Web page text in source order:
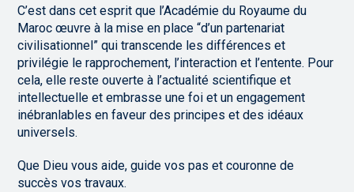
C’est dans cet esprit que l’Académie du Royaume du
Maroc œuvre à la mise en place “d’un partenariat
civilisationnel” qui transcende les différences et
privilégie le rapprochement, l’interaction et l’entente. Pour
cela, elle reste ouverte à l’actualité scientifique et
intellectuelle et embrasse une foi et un engagement
inébranlables en faveur des principes et des idéaux
universels.
Que Dieu vous aide, guide vos pas et couronne de
succès vos travaux.